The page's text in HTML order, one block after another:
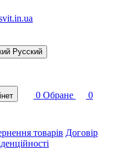
Русский
0 Обране
0
товарів Договір